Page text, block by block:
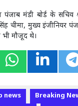
मंडी बोर्ड के सचिव
चीमा, मुख्य इंजीनियर
भी मौजूद थे।
news Breaking